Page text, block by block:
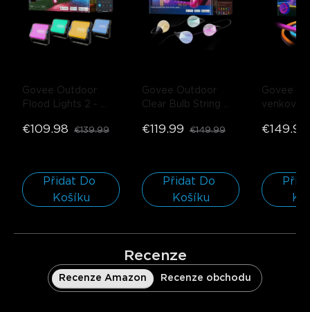
Govee Outdoor
Flood Lights 2 -
€109.98 €139.99
Přidat Do
Košíku
Govee Outdoor
Clear Bulb String
30m
€119.99 €149.99
Přidat Do
Košíku
Govee
venkovní
€149.99
Recenze
Recenze Amazon Recenze obchodu